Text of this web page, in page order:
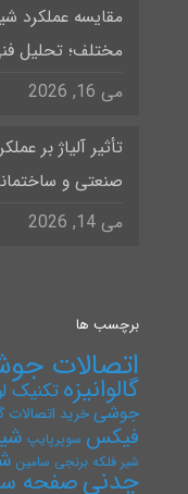
مقایسه عملکرد
مختلف؛ تحلیل
می 16, 2026
تأثیر آلیاژ بر
صنعتی و
می 14, 2026
برچسب ها
اتصالات
گالوانیزهتکنیک
جوشیخرید اتصالات
فیکس سوپرپایپ
شیر فلکه برنجی سامین
چدنیصفحه